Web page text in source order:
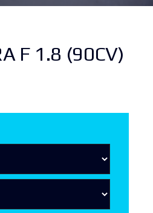
F 1.8 (90CV)